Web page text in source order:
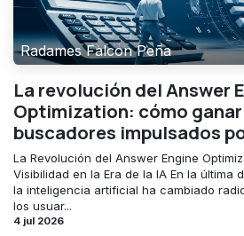
Radames Falcon Peña
La revolución del Answer
Optimization: cómo
buscadores impulsados
La Revolución del Answer Engine
Visibilidad en la Era de la IA En la última
la inteligencia artificial ha cambiado
los usuar...
4 jul 2026